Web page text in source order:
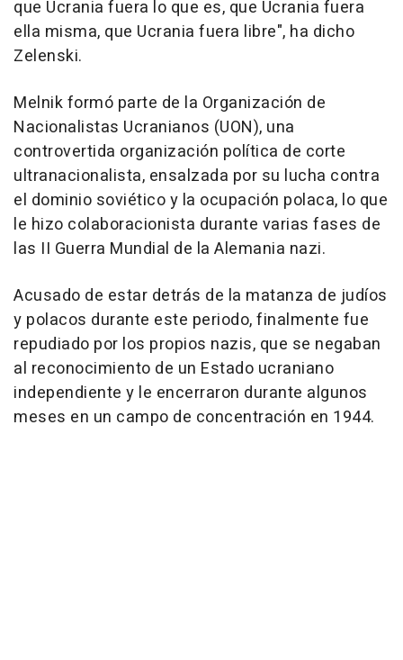
que Ucrania fuera lo que es, que Ucrania fuera
ella misma, que Ucrania fuera libre", ha dicho
Zelenski.
Melnik formó parte de la Organización de
Nacionalistas Ucranianos (UON), una
controvertida organización política de corte
ultranacionalista, ensalzada por su lucha contra
el dominio soviético y la ocupación polaca, lo que
le hizo colaboracionista durante varias fases de
las II Guerra Mundial de la Alemania nazi.
Acusado de estar detrás de la matanza de judíos
y polacos durante este periodo, finalmente fue
repudiado por los propios nazis, que se negaban
al reconocimiento de un Estado ucraniano
independiente y le encerraron durante algunos
meses en un campo de concentración en 1944.